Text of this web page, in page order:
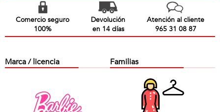
Comercio seguro
100%
Devolución
en 14 días
Atención al cliente
965 31 08 87
Marca / licencia Familias